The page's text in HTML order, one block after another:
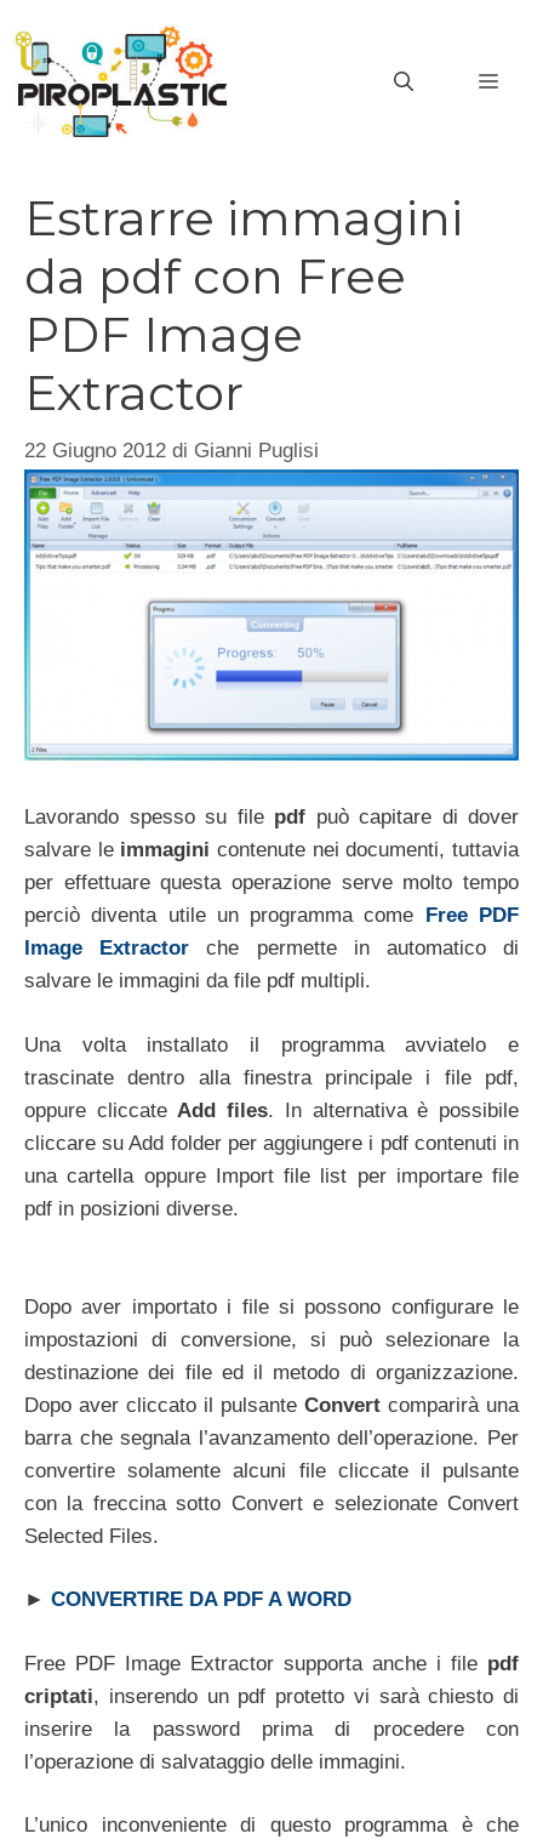
contenuto
Estrarre immagini
da pdf con Free
PDF Image
Extractor
22 Giugno 2012 di Gianni Puglisi
Lavorando spesso su file pdf può capitare di dover
salvare le immagini contenute nei documenti, tuttavia
per effettuare questa operazione serve molto tempo
perciò diventa utile un programma come Free PDF
Image Extractor che permette in automatico di
salvare le immagini da file pdf multipli.
Una volta installato il programma avviatelo e
trascinate dentro alla finestra principale i file pdf,
oppure cliccate Add files. In alternativa è possibile
cliccare su Add folder per aggiungere i pdf contenuti in
una cartella oppure Import file list per importare file
pdf in posizioni diverse.
Dopo aver importato i file si possono configurare le
impostazioni di conversione, si può selezionare la
destinazione dei file ed il metodo di organizzazione.
Dopo aver cliccato il pulsante Convert comparirà una
barra che segnala l’avanzamento dell’operazione. Per
convertire solamente alcuni file cliccate il pulsante
con la freccina sotto Convert e selezionate Convert
Selected Files.
► CONVERTIRE DA PDF A WORD
Free PDF Image Extractor supporta anche i file pdf
criptati, inserendo un pdf protetto vi sarà chiesto di
inserire la password prima di procedere con
l’operazione di salvataggio delle immagini.
L’unico inconveniente di questo programma è che